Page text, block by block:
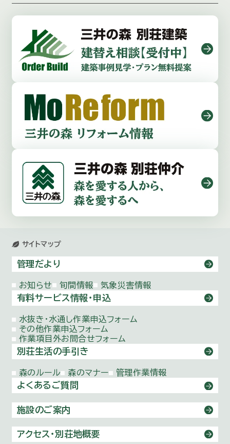
サイトマップ
管理だより
お知らせ 旬間情報 気象災害情報
有料サービス情報・申込
水抜き・水通し作業申込フォーム
その他作業申込フォーム
作業項目外お問合せフォーム
別荘生活の手引き
森のルール 森のマナー 管理作業情報
よくあるご質問
施設のご案内
アクセス・別荘地概要